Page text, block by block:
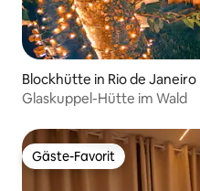
Blockhütte in Rio de Janeiro
Glaskuppel-Hütte im Wald
Gäste-Favorit
Gäste-Favorit